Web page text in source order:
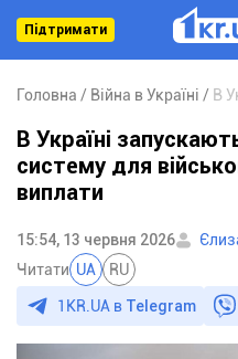
Підтримати
Головна Війна в Україні
В Україні
систему для
виплати
15:54, 13 червня 2026
Читати UA RU
1KR.UA в Telegram